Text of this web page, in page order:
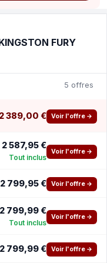
FURY
5 offres
2 389,00 € Voir l'offre →
2 587,95 €
Tout inclus
Voir l'offre →
2 799,95 € Voir l'offre →
2 799,99 €
Tout inclus
Voir l'offre →
2 799,99 € Voir l'offre →